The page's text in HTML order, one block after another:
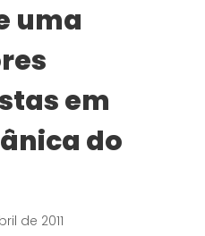
uma
em
do
de 2011